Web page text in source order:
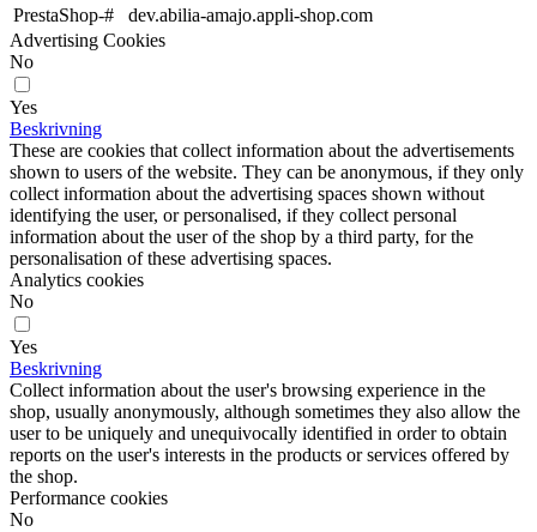
PrestaShop-#
dev.abilia-amajo.appli-shop.com
Advertising Cookies
No
Yes
Beskrivning
These are cookies that collect information about the advertisements
shown to users of the website. They can be anonymous, if they only
collect information about the advertising spaces shown without
identifying the user, or personalised, if they collect personal
information about the user of the shop by a third party, for the
personalisation of these advertising spaces.
Analytics cookies
No
Yes
Beskrivning
Collect information about the user's browsing experience in the
shop, usually anonymously, although sometimes they also allow the
user to be uniquely and unequivocally identified in order to obtain
reports on the user's interests in the products or services offered by
the shop.
Performance cookies
No